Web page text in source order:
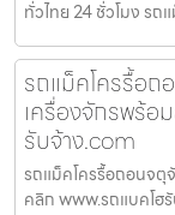
ทั่วไทย 24 ชั่วโมง รถ
รถแม็คโครรื้อถ
เครื่องจักรพร้อ
รับจ้าง.com
รถแม็คโครรื้อถอนจตุ
คลิก www.รถแบคโฮ